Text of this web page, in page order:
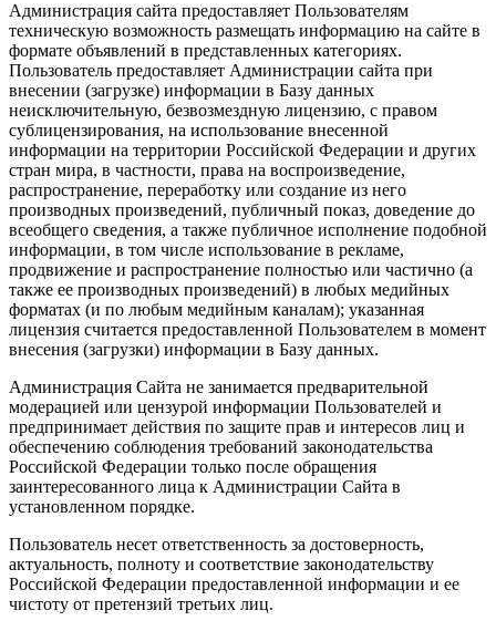
Администрация сайта предоставляет Пользователям
техническую возможность размещать информацию на сайте в
формате объявлений в представленных категориях.
Пользователь предоставляет Администрации сайта при
внесении (загрузке) информации в Базу данных
неисключительную, безвозмездную лицензию, с правом
сублицензирования, на использование внесенной
информации на территории Российской Федерации и других
стран мира, в частности, права на воспроизведение,
распространение, переработку или создание из него
производных произведений, публичный показ, доведение до
всеобщего сведения, а также публичное исполнение подобной
информации, в том числе использование в рекламе,
продвижение и распространение полностью или частично (а
также ее производных произведений) в любых медийных
форматах (и по любым медийным каналам); указанная
лицензия считается предоставленной Пользователем в момент
внесения (загрузки) информации в Базу данных.
Администрация Сайта не занимается предварительной
модерацией или цензурой информации Пользователей и
предпринимает действия по защите прав и интересов лиц и
обеспечению соблюдения требований законодательства
Российской Федерации только после обращения
заинтересованного лица к Администрации Сайта в
установленном порядке.
Пользователь несет ответственность за достоверность,
актуальность, полноту и соответствие законодательству
Российской Федерации предоставленной информации и ее
чистоту от претензий третьих лиц.